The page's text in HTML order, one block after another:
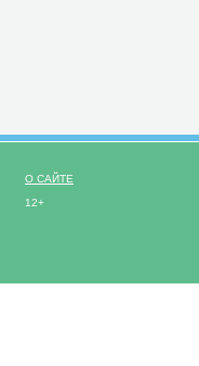
О САЙТЕ
12+